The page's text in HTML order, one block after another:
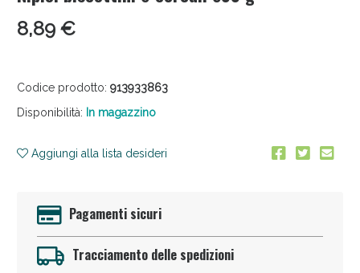
8,89 €
Codice prodotto: 913933863
Disponibilità: In magazzino
Aggiungi alla lista desideri
Pagamenti sicuri
Tracciamento delle spedizioni
Anticellulite e Fanghi: Sconto fino al 40% valido
oggi!